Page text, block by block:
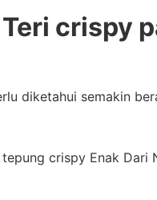
crispy
diketahui semakin
crispy Enak